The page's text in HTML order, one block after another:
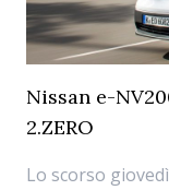
Nissan e-
2.ZERO
Lo scorso